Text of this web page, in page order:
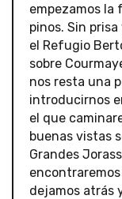
empezamos la
pinos. Sin
el Refugio
sobre
nos resta una
introducirnos
el que
buenas vistas
Grandes
dejamos atrás